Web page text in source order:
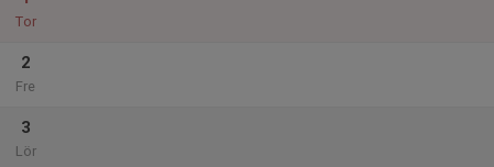
Tor
2
Fre
3
Lör